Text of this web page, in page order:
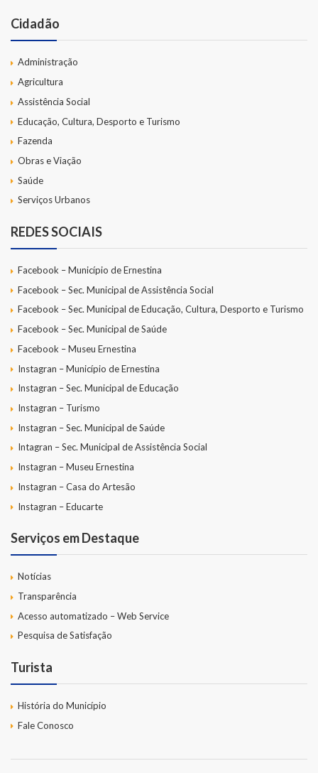
Cidadão
Administração
Agricultura
Assistência Social
Educação, Cultura, Desporto e Turismo
Fazenda
Obras e Viação
Saúde
Serviços Urbanos
REDES SOCIAIS
Facebook – Município de Ernestina
Facebook – Sec. Municipal de Assistência Social
Facebook – Sec. Municipal de Educação, Cultura, Desporto e Turismo
Facebook – Sec. Municipal de Saúde
Facebook – Museu Ernestina
Instagran – Município de Ernestina
Instagran – Sec. Municipal de Educação
Instagran – Turismo
Instagran – Sec. Municipal de Saúde
Intagran – Sec. Municipal de Assistência Social
Instagran – Museu Ernestina
Instagran – Casa do Artesão
Instagran – Educarte
Serviços em Destaque
Notícias
Transparência
Acesso automatizado – Web Service
Pesquisa de Satisfação
Turista
História do Município
Fale Conosco